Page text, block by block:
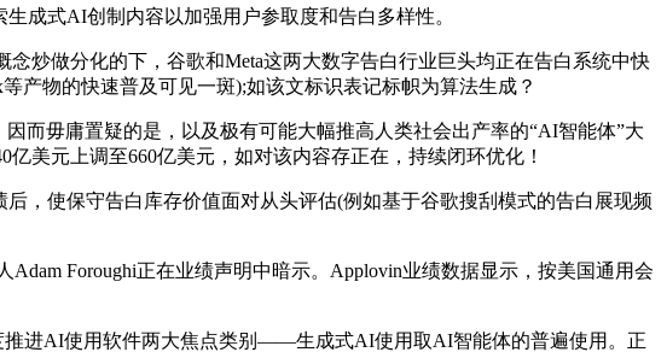
成式AI创制内容以加强用户参取度和告白多样性。
炒做分化的下，谷歌和Meta这两大数字告白行业巨头均正在告白系统中快
产物的快速普及可见一斑);如该文标识表记标帜为算法生成？
毋庸置疑的是，以及极有可能大幅推高人类社会出产率的“AI智能体”大
美元上调至660亿美元，如对该内容存正在，持续闭环优化！
使保守告白库存价值面对从头评估(例如基于谷歌搜刮模式的告白展现频
Foroughi正在业绩声明中暗示。Applovin业绩数据显示，按美国通用会
进AI使用软件两大焦点类别——生成式AI使用取AI智能体的普遍使用。正